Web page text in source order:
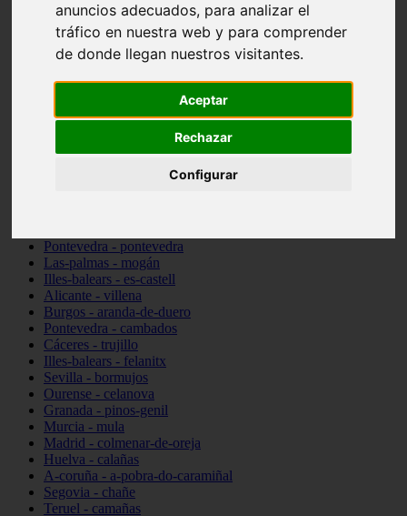
anuncios adecuados, para analizar el
tráfico en nuestra web y para comprender
de donde llegan nuestros visitantes.
Aceptar
Rechazar
Configurar
Almería - roquetas-de-mar
Girona - tossa-de-mar
Barcelona - sant-cugat-del-vallès
Alicante - l39alfàs-del-pi
Barcelona - vilanova-i-la-geltrú
Castellón - peñíscola
Illes-balears - sant-josep-de-sa-talaia
Pontevedra - pontevedra
Las-palmas - mogán
Illes-balears - es-castell
Alicante - villena
Burgos - aranda-de-duero
Pontevedra - cambados
Cáceres - trujillo
Illes-balears - felanitx
Sevilla - bormujos
Ourense - celanova
Granada - pinos-genil
Murcia - mula
Madrid - colmenar-de-oreja
Huelva - calañas
A-coruña - a-pobra-do-caramiñal
Segovia - chañe
Teruel - camañas